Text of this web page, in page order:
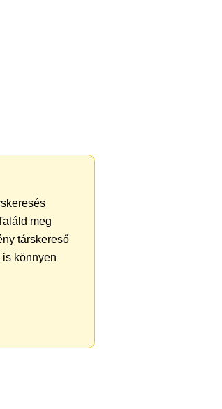
meg
társkereső
könnyen